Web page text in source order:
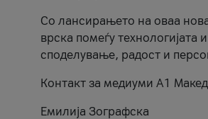
Со лансирањето на оваа
врска помеѓу технологијата
споделување, радост и
Контакт за медиуми А1
Емилија Зографска